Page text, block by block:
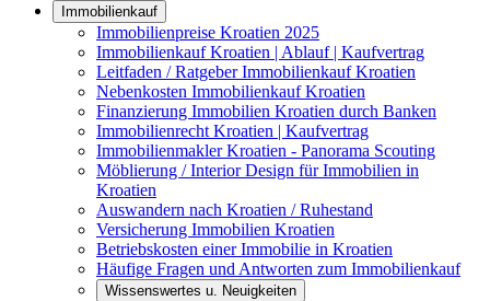
Immobilienkauf
Immobilienpreise Kroatien 2025
Immobilienkauf Kroatien | Ablauf | Kaufvertrag
Leitfaden / Ratgeber Immobilienkauf Kroatien
Nebenkosten Immobilienkauf Kroatien
Finanzierung Immobilien Kroatien durch Banken
Immobilienrecht Kroatien | Kaufvertrag
Immobilienmakler Kroatien - Panorama Scouting
Möblierung / Interior Design für Immobilien in
Kroatien
Auswandern nach Kroatien / Ruhestand
Versicherung Immobilien Kroatien
Betriebskosten einer Immobilie in Kroatien
Häufige Fragen und Antworten zum Immobilienkauf
Wissenswertes u. Neuigkeiten